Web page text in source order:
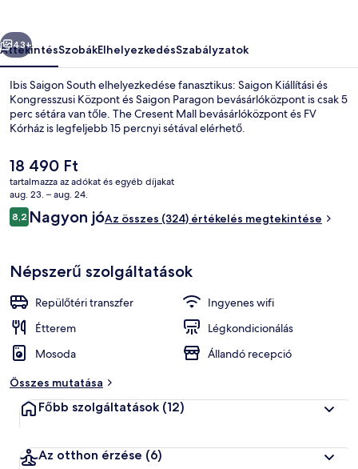
Büfé
Következő
43+
ÁttekintésSzobákElhelyezkedésSzabályzatok
Ibis Saigon South elhelyezkedése fanasztikus: Saigon Kiállítási és
Kongresszusi Központ és Saigon Paragon bevásárlóközpont is csak 5
perc sétára van tőle. The Cresent Mall bevásárlóközpont és FV
Kórház is legfeljebb 15 percnyi sétával elérhető.
A
jelenlegi
ár
18 490 Ft
18 490 Ft
tartalmazza az adókat és egyéb díjakat
aug. 23. – aug. 24.
Értékelések
8,28,2 ennyiből: 10
Nagyon jóAz összes (324) értékelés megtekintése
Népszerű szolgáltatások
Repülőtéri transzfer
Ingyenes wifi
Étterem
Légkondicionálás
Mosoda
Állandó recepció
Összes mutatása
Főbb szolgáltatások (12)
Az otthon érzése (6)